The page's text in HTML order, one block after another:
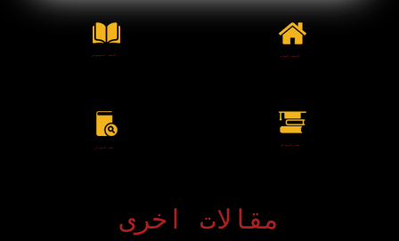
البحث العام البحث الموضوعى
بحث الرسائل
بحث النوادر
مقالات اخرى